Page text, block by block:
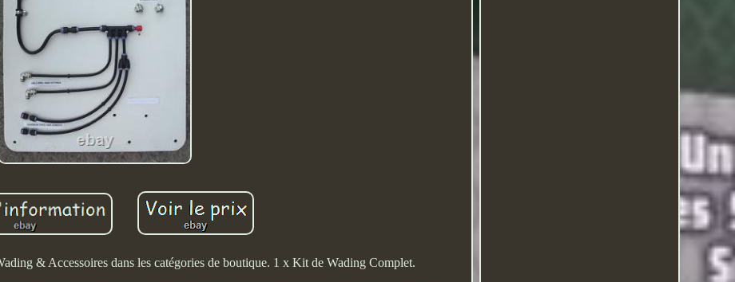
& Accessoires dans les catégories de boutique. 1 x Kit de Wading Complet.